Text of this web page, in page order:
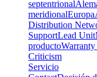
septentrional
meridionalEuropa
Distribution
SupportLead Unit
productoWarranty
Criticism
Servicio